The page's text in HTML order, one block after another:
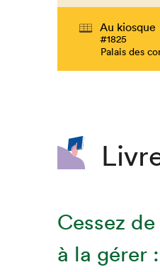
Au kiosque
#1825
Palais des
Cessez
à la gérer